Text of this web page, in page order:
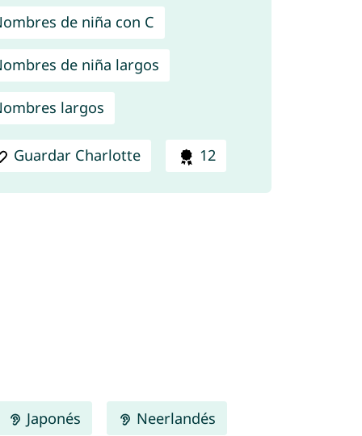
de niña con C
de niña largos
largos
Guardar Charlotte 12
Japonés Neerlandés